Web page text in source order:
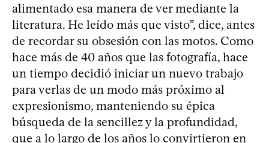
alimentado esa manera de ver mediante la
literatura. He leído más que visto”, dice, antes
de recordar su obsesión con las motos. Como
hace más de 40 años que las fotografía, hace
un tiempo decidió iniciar un nuevo trabajo
para verlas de un modo más próximo al
expresionismo, manteniendo su épica
búsqueda de la sencillez y la profundidad,
que a lo largo de los años lo convirtieron en